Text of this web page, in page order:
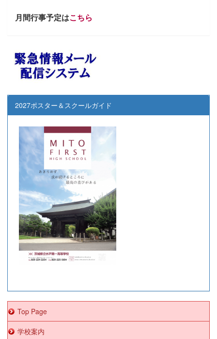
月間行事予定はこちら
2027ポスター＆スクールガイド
Top Page
学校案内